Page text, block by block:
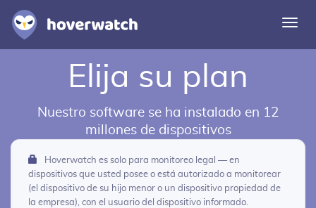
Características
Iniciar sesión
Regístrese gratuitamente
Elija su plan
Nuestro software se ha instalado en 12
millones de dispositivos
Hoverwatch es solo para monitoreo legal — en
dispositivos que usted posee o está autorizado a monitorear
(el dispositivo de su hijo menor o un dispositivo propiedad de
la empresa), con el usuario del dispositivo informado.